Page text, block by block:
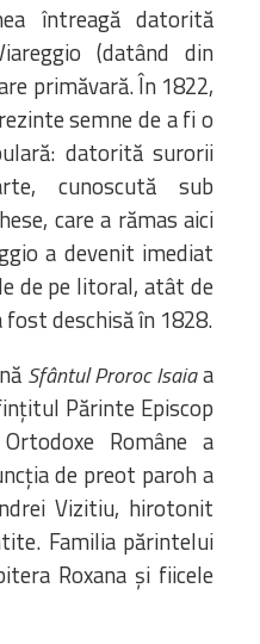
întreagă datorită
(datând din
primăvară. În 1822,
semne de a fi o
datorită surorii
cunoscută sub
care a rămas aici
a devenit imediat
de pe litoral, atât de
deschisă în 1828.
Sfântul Proroc Isaiaa
Părinte Episcop
Române a
de preot paroh a
Vizitiu, hirotonit
Familia părintelui
Roxana și fiicele